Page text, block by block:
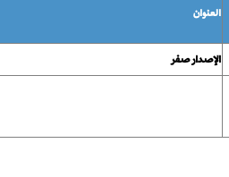
العنوان
الإصدار صفر